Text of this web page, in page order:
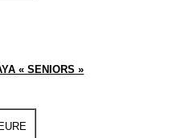
« SENIORS »